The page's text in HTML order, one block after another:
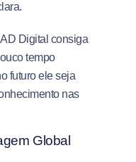
Digital consiga
tempo
futuro ele seja
nas
Global